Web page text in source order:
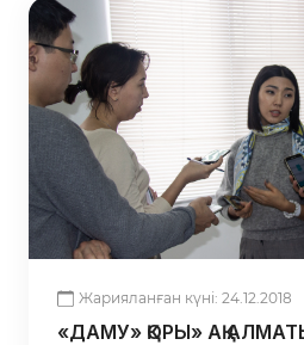
Жарияланған күні: 24.12.2018
«ДАМУ» ҚОРЫ» АҚ